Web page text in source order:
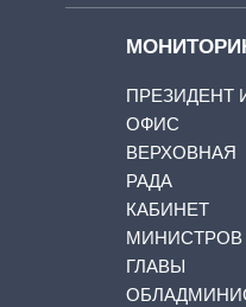
ПРЕЗИДЕНТ
ОФИС
ВЕРХОВНАЯ
РАДА
КАБИНЕТ
МИНИСТРОВ
ГЛАВЫ